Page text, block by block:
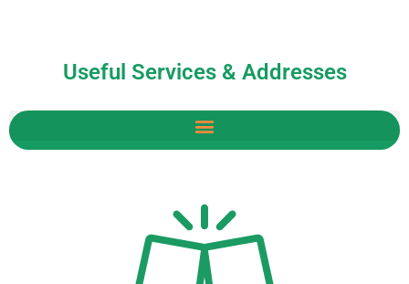
Useful Services & Addresses